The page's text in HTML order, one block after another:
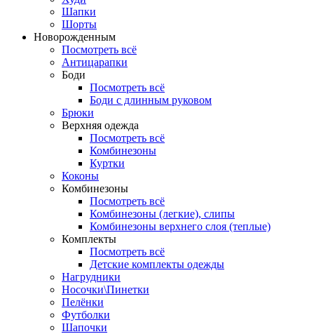
Шапки
Шорты
Новорожденным
Посмотреть всё
Антицарапки
Боди
Посмотреть всё
Боди с длинным руковом
Брюки
Верхняя одежда
Посмотреть всё
Комбинезоны
Куртки
Коконы
Комбинезоны
Посмотреть всё
Комбинезоны (легкие), слипы
Комбинезоны верхнего слоя (теплые)
Комплекты
Посмотреть всё
Детские комплекты одежды
Нагрудники
Носочки\Пинетки
Пелёнки
Футболки
Шапочки